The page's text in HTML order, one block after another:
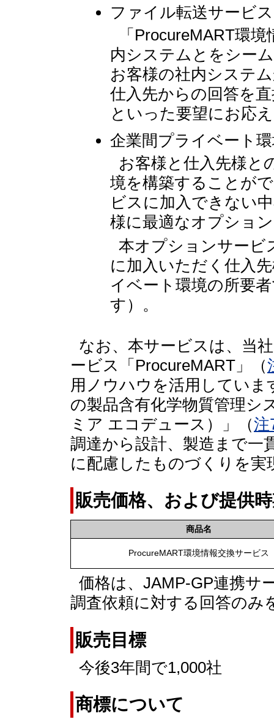
ファイル転送サービス
「ProcureMART環
内システムとをシー
お客様の社内システ
仕入先からの回答を
といった要望にお応
企業間プライベート
お客様と仕入先様と
境を構築することが
ビスに加入できない
様に最適なオプショ
本オプションサービ
に加入いただく仕入
イベート環境の所要
す）。
なお、本サービスは、当
ービス「ProcureMART」（
用ノウハウを活用してい
の製品含有化学物質管理シ
ミア エコデュース）」（注
調達から設計、製造まで一
に配慮したものづくりを
販売価格、および提供
商品名
ProcureMART環境情報交換サービス
価格は、JAMP-GP連携サ
調査依頼に対する回答のみ
販売目標
今後3年間で1,000社
商標について